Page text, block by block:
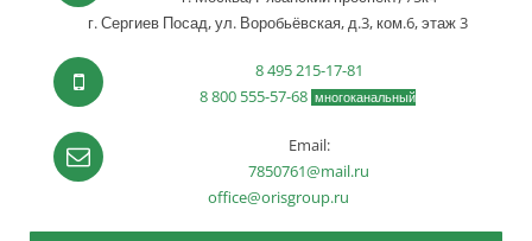
г. Сергиев Посад,ул. Воробьёвская, д.3, ком.6, этаж 3
8 495 215-17-81
8 800 555-57-68 многоканальный
Email:
7850761@mail.ru
office@orisgroup.ru